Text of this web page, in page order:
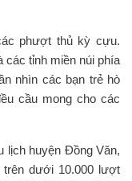
phượt thủ kỳ cựu.
tỉnh miền núi phía
nhìn các bạn trẻ hò
cầu mong cho các
lịch huyện Đồng Văn,
trên dưới 10.000 lượt